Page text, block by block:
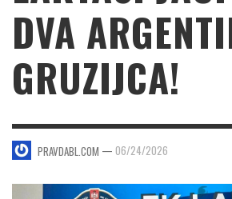
DVA
GRUZIJCA!
PRAVDABL.COM — 06/24/2026